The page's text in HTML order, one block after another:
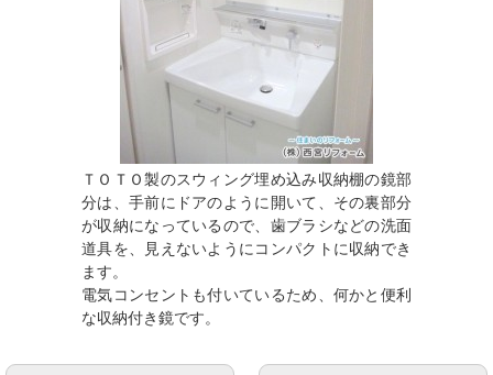
ＴＯＴＯ製のスウィング埋め込み収納棚の鏡部
分は、手前にドアのように開いて、その裏部分
が収納になっているので、歯ブラシなどの洗面
道具を、見えないようにコンパクトに収納でき
ます。
電気コンセントも付いているため、何かと便利
な収納付き鏡です。